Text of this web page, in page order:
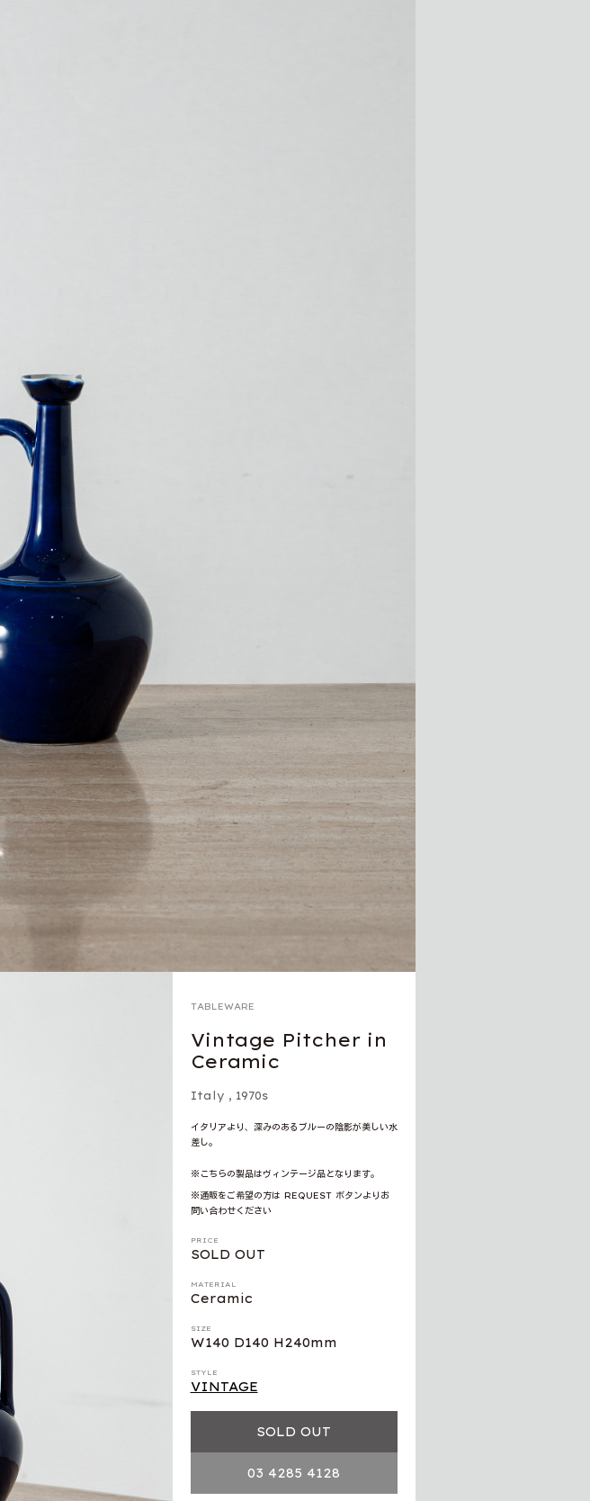
TABLEWARE
Vintage Pitcher in
Ceramic
Italy , 1970s
イタリアより、深みのあるブルーの陰影が美しい水
差し。
※こちらの製品はヴィンテージ品となります。
※通販をご希望の方は REQUEST ボタンよりお
問い合わせください
PRICE
SOLD OUT
MATERIAL
Ceramic
SIZE
W140 D140 H240mm
STYLE
VINTAGE
SOLD OUT
03 4285 4128